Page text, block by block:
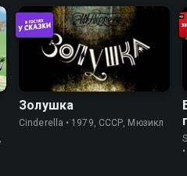
Золушка
Cinderella • 1979, СССР, Мюзикл